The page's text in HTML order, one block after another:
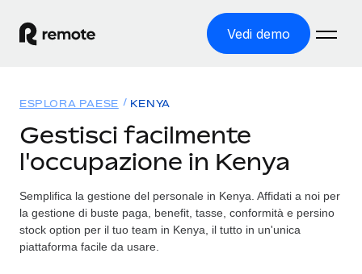
Vedi demo
ASSUMI NEL MONDO
Global Payroll
Gestisci il payroll a norma, in tutta semplicità
Employer of Record
Soluzioni
COPERTURA GLOBALE
Ricerca paesi
Trova i servizi di supporto all’impiego per ogni Paese
Tariffe
ESPLORA PAESE KENYA
Gestisci facilmente
l'occupazione in Kenya
Semplifica la gestione del personale in Kenya. Affidati a noi per
la gestione di buste paga, benefit, tasse, conformità e persino
stock option per il tuo team in Kenya, il tutto in un'unica
piattaforma facile da usare.